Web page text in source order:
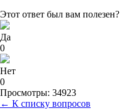
Этот ответ был вам полезен?
Да
0
Нет
0
Просмотры: 34923
← К списку вопросов